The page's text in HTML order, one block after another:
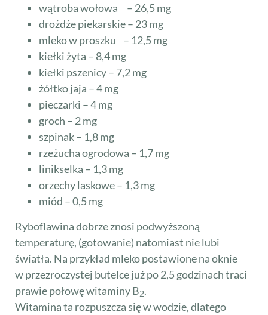
wątroba wołowa – 26,5 mg
drożdże piekarskie – 23 mg
mleko w proszku – 12,5 mg
kiełki żyta – 8,4 mg
kiełki pszenicy – 7,2 mg
żółtko jaja – 4 mg
pieczarki – 4 mg
groch – 2 mg
szpinak – 1,8 mg
rzeżucha ogrodowa – 1,7 mg
linikselka – 1,3 mg
orzechy laskowe – 1,3 mg
miód – 0,5 mg
Ryboflawina dobrze znosi podwyższoną
temperaturę, (gotowanie) natomiast nie lubi
światła. Na przykład mleko postawione na oknie
w przezroczystej butelce już po 2,5 godzinach traci
prawie połowę witaminy B2.
Witamina ta rozpuszcza się w wodzie, dlatego